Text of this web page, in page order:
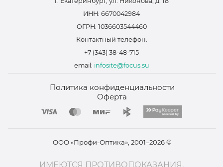
ИНН: 6670042984
ОГРН: 1036603544460
Контактный телефон:
+7 (343) 38-48-715
email: infosite@focus.su
ООО «Профи-Оптика», 2001–2026 ©
Политика конфиденциальности
Оферта
ИМЕЮТСЯ ПРОТИВОПОКАЗАНИЯ.